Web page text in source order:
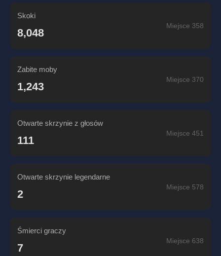
Skoki
8,048
Miejsce 358
Zabite moby
1,243
Miejsce 370
Otwarte skrzynie z głosów
111
Miejsce 451
Otwarte skrzynie legendarne
2
Miejsce 578
Śmierci graczy
7
Miejsce 638